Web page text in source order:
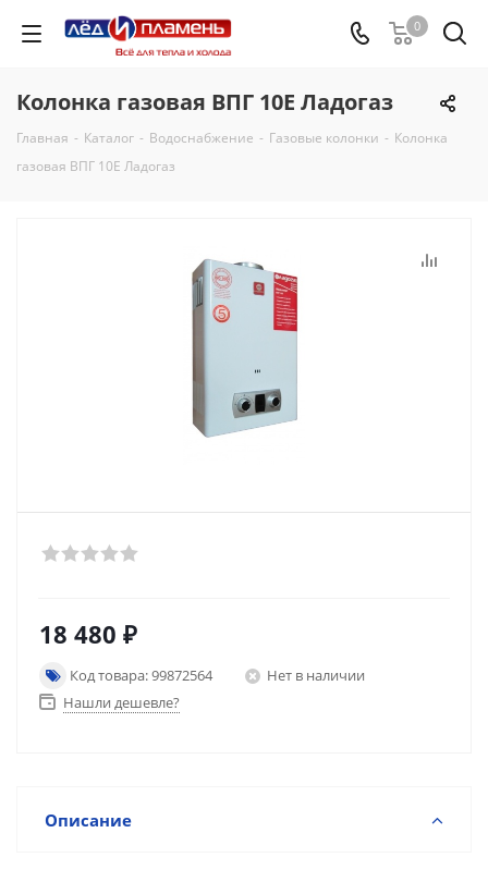
0
Колонка газовая ВПГ 10E Ладогаз
Главная - Каталог - Водоснабжение - Газовые колонки - Колонка
газовая ВПГ 10E Ладогаз
18 480 ₽
Код товара: 99872564
Нет в наличии
Нашли дешевле?
Описание